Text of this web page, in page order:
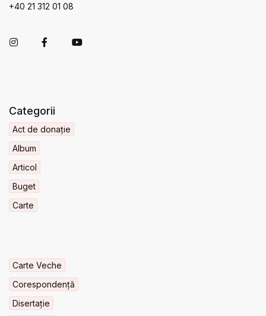
+40 21 312 01 08
Categorii
Act de donație
Album
Articol
Buget
Carte
Carte Veche
Corespondență
Disertație